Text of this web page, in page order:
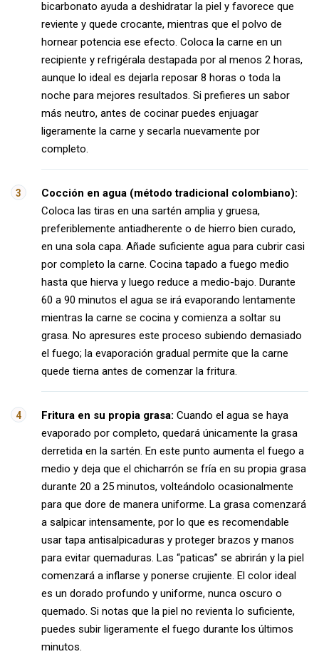
bicarbonato ayuda a deshidratar la piel y favorece que
reviente y quede crocante, mientras que el polvo de
hornear potencia ese efecto. Coloca la carne en un
recipiente y refrigérala destapada por al menos 2 horas,
aunque lo ideal es dejarla reposar 8 horas o toda la
noche para mejores resultados. Si prefieres un sabor
más neutro, antes de cocinar puedes enjuagar
ligeramente la carne y secarla nuevamente por
completo.
Cocción en agua (método tradicional colombiano):
Coloca las tiras en una sartén amplia y gruesa,
preferiblemente antiadherente o de hierro bien curado,
en una sola capa. Añade suficiente agua para cubrir casi
por completo la carne. Cocina tapado a fuego medio
hasta que hierva y luego reduce a medio-bajo. Durante
60 a 90 minutos el agua se irá evaporando lentamente
mientras la carne se cocina y comienza a soltar su
grasa. No apresures este proceso subiendo demasiado
el fuego; la evaporación gradual permite que la carne
quede tierna antes de comenzar la fritura.
Fritura en su propia grasa: Cuando el agua se haya
evaporado por completo, quedará únicamente la grasa
derretida en la sartén. En este punto aumenta el fuego a
medio y deja que el chicharrón se fría en su propia grasa
durante 20 a 25 minutos, volteándolo ocasionalmente
para que dore de manera uniforme. La grasa comenzará
a salpicar intensamente, por lo que es recomendable
usar tapa antisalpicaduras y proteger brazos y manos
para evitar quemaduras. Las “paticas” se abrirán y la piel
comenzará a inflarse y ponerse crujiente. El color ideal
es un dorado profundo y uniforme, nunca oscuro o
quemado. Si notas que la piel no revienta lo suficiente,
puedes subir ligeramente el fuego durante los últimos
minutos.